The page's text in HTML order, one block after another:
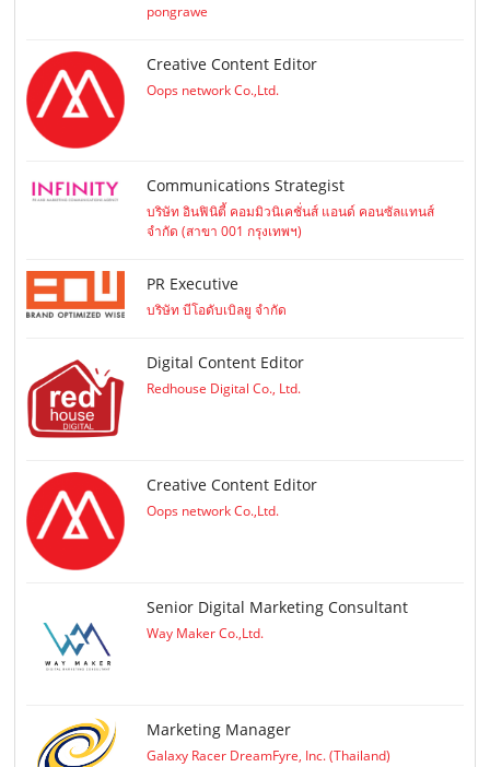
pongrawe
Creative Content Editor
Oops network Co.,Ltd.
Communications Strategist
บริษัท อินฟินิตี้ คอมมิวนิเคชั่นส์ แอนด์ คอนซัลแทนส์
จำกัด (สาขา 001 กรุงเทพฯ)
PR Executive
บริษัท บีโอดับเบิลยู จำกัด
Digital Content Editor
Redhouse Digital Co., Ltd.
Creative Content Editor
Oops network Co.,Ltd.
Senior Digital Marketing Consultant
Way Maker Co.,Ltd.
Marketing Manager
Galaxy Racer DreamFyre, Inc. (Thailand)